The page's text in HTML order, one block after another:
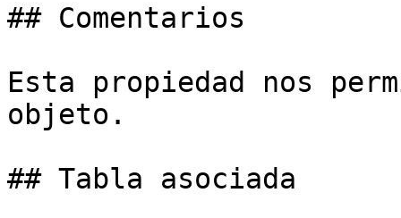
## Comentarios
Esta propiedad nos
objeto.
## Tabla asociada